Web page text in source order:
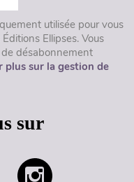
utilisée pour vous
Ellipses. Vous
désabonnement
plus sur la gestion de
sur